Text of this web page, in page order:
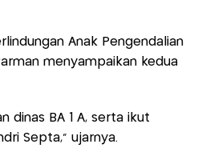
Anak Pengendalian
menyampaikan kedua
dinas BA 1 A, serta ikut
Septa," ujarnya.